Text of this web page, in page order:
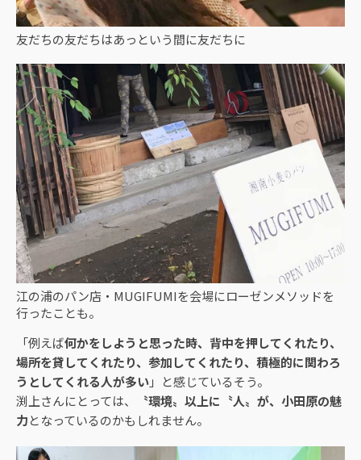
友だちの友だちはあっという間に友だちに
江の浦のパン店・MUGIFUMIを会場にローゼンメソッドを
行ったことも。
「例えば何かをしようと思った時、背中を押してくれたり、
場所を貸してくれたり、参加してくれたり、積極的に関わろ
うとしてくれる人が多い」と感じているそう。
渕上さんにとっては、
〝環境〟以上に〝人〟が、小田原の魅
力となっているのかもしれません。